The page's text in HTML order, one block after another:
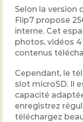
Selon la version
Flip7 propose
interne. Cet
photos, vidéos
contenus
Cependant, le
slot microSD. Il
capacité
enregistrez
téléchargez